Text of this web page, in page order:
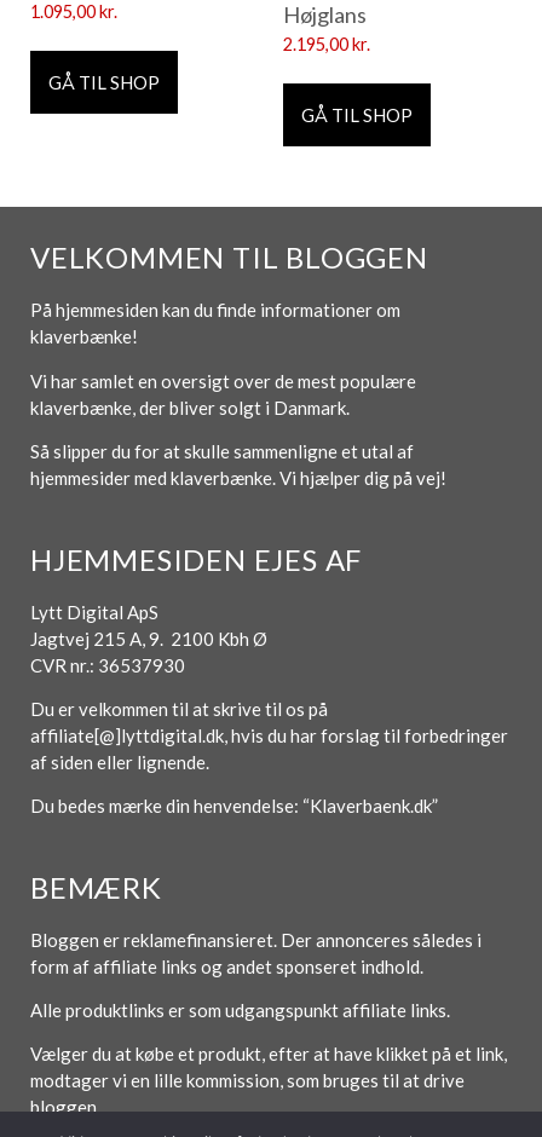
1.095,00kr.
GÅ TIL SHOP
Højglans
2.195,00kr.
GÅ TIL SHOP
VELKOMMEN TIL BLOGGEN
På hjemmesiden kan du finde informationer om
klaverbænke!
Vi har samlet en oversigt over de mest populære
klaverbænke, der bliver solgt i Danmark.
Så slipper du for at skulle sammenligne et utal af
hjemmesider med klaverbænke. Vi hjælper dig på vej!
HJEMMESIDEN EJES AF
Lytt Digital ApS
Jagtvej 215 A, 9. 2100 Kbh Ø
CVR nr.: 36537930
Du er velkommen til at skrive til os på
affiliate[@]lyttdigital.dk, hvis du har forslag til forbedringer
af siden eller lignende.
Du bedes mærke din henvendelse: “Klaverbaenk.dk”
BEMÆRK
Bloggen er reklamefinansieret. Der annonceres således i
form af affiliate links og andet sponseret indhold.
Alle produktlinks er som udgangspunkt affiliate links.
Vælger du at købe et produkt, efter at have klikket på et link,
modtager vi en lille kommission, som bruges til at drive
bloggen.